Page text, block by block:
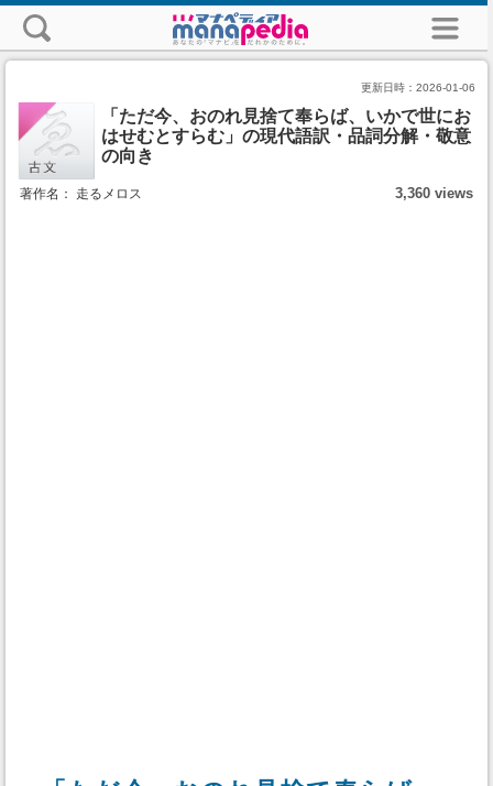
更新日時： 2026-01-06
「ただ今、おのれ見捨て奉らば、いかで世にお
はせむとすらむ」の現代語訳・品詞分解・敬意
の向き
著作名： 走るメロス 3,360 views